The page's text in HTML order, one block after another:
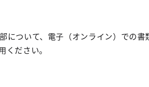
について、電子（オンライン）での書
ださい。